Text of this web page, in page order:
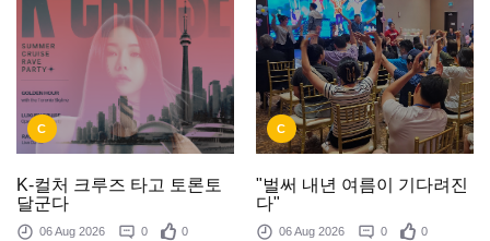
C
K-컬처 크루즈 타고 토론토
달군다
06 Aug 2026 0
0
C
"벌써 내년 여름이 기다려진
다"
06 Aug 2026 0
0